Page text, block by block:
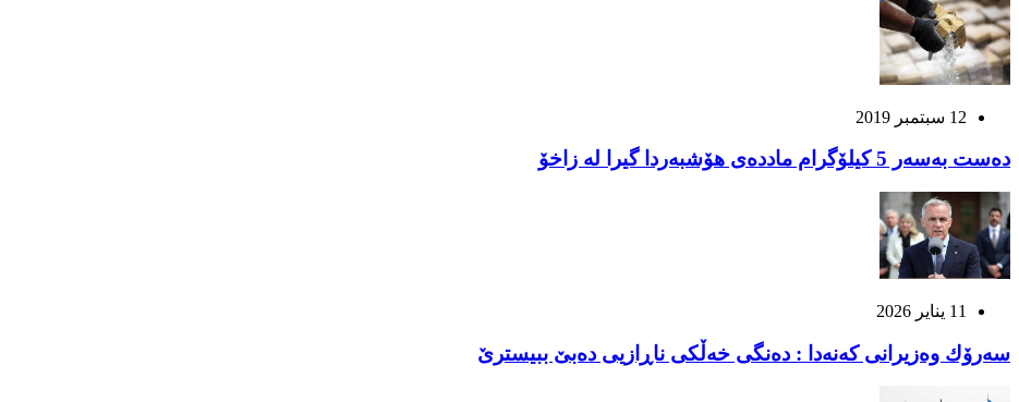
12 سبتمبر 2019
ده‌ست به‌سه‌ر 5 كیلۆگرام مادده‌ی هۆشبه‌ردا گیرا لە زاخۆ
11 يناير 2026
سەرۆك وەزیرانی كەنەدا : دەنگی خەڵكی ناڕازیی دەبێ ببیسترێ